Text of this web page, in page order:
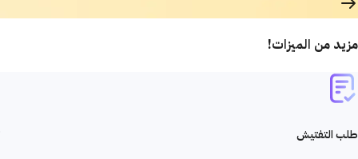
مزيد من الميزات!
طلب التفتيش